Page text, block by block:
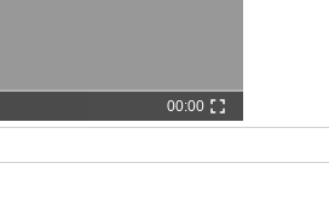
00:00